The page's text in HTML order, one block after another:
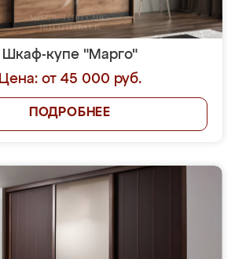
Шкаф-купе "Марго"
Цена: от 45 000 руб.
ПОДРОБНЕЕ